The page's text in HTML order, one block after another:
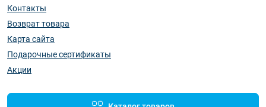
Контакты
Возврат товара
Карта сайта
Подарочные сертификаты
Акции